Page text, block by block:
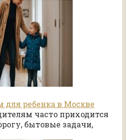
ребенка в Москве
часто приходится
бытовые задачи,